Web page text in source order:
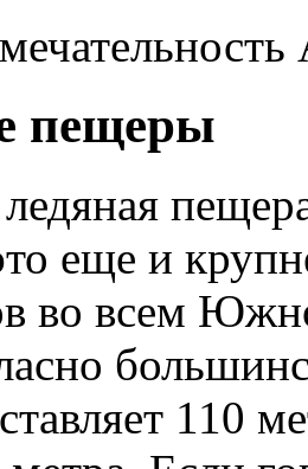
пещеры
еще и
во всем
110